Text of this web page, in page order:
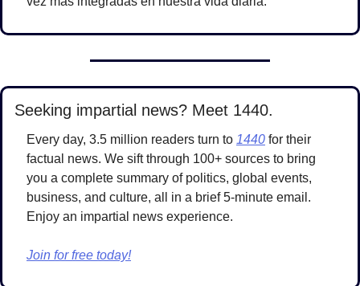
Seeking impartial news? Meet 1440.
Every day, 3.5 million readers turn to 1440 for their
factual news. We sift through 100+ sources to bring
you a complete summary of politics, global events,
business, and culture, all in a brief 5-minute email.
Enjoy an impartial news experience.
Join for free today!